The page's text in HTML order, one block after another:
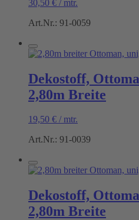
30,50 € / mtr.
Art.Nr.: 91-0059
Dekostoff,
2,80m Breite
19,50 € / mtr.
Art.Nr.: 91-0039
Dekostoff,
2,80m Breite